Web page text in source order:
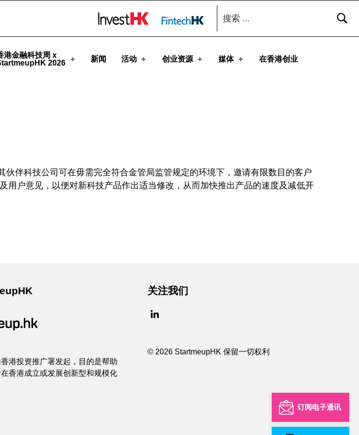
订阅电子通讯
港金融科技周 x
2026
新闻 活动 创业资源 媒体 在香港创业
搜索：
伴科技公司可在毋需完全符合金管局监管规定的环境下，邀请有限数目的客户
用户意见，以便对新科技产品作出适当修改，从而加快推出产品的速度及减低开
港投资推广署发起，目的是帮助
香港成立或发展创新型和规模化
关注我们
© 2026 StartmeupHK 保留一切权利